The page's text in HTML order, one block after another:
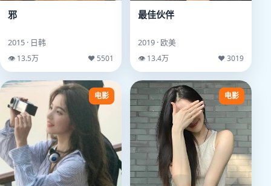
邪
2015 · 日韩
👁 13.5万 ♥ 5501
最佳伙伴
2019 · 欧美
👁 13.4万 ♥ 3019
电影 电影